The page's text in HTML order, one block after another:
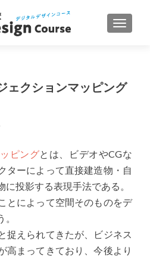
ナビゲ
ェクションマッピング
ピングとは、ビデオやCGな
ターによって直接建造物・自
投影する表現手法である。
とによって空間そのものをデ
捉えられてきたが、ビジネス
高まってきており、今後より